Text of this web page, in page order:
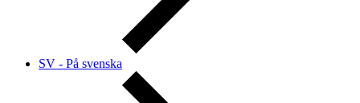
SV - På svenska